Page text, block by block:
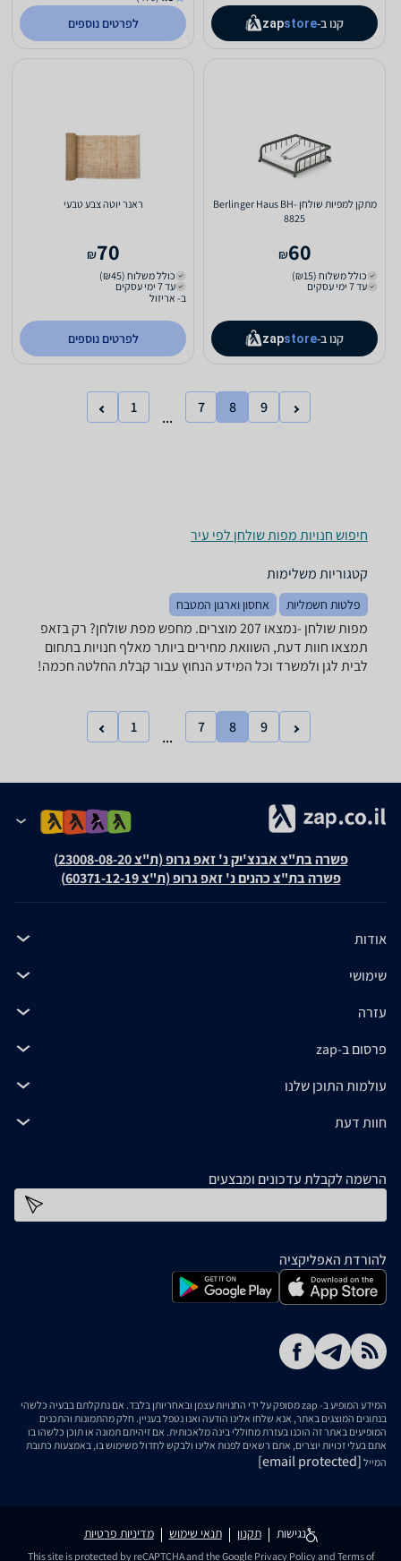
קנו ב- zapstore לפרטים נוספים
מתקן למפיות שולחן Berlinger Haus BH-
8825
60
₪
כולל משלוח (₪15)
עד 7 ימי עסקים
קנו ב- zapstore
ראנר יוטה צבע טבעי
70
₪
כולל משלוח (₪45)
עד 7 ימי עסקים
ב- אריזול
לפרטים נוספים
1
...
7 8 9
חיפוש חנויות מפות שולחן לפי עיר
קטגוריות משלימות
פלטות חשמליות אחסון וארגון המטבח
מפות שולחן -נמצאו 207 מוצרים. מחפש מפת שולחן? רק בזאפ
תמצאו חוות דעת, השוואת מחירים ביותר מאלף חנויות בתחום
לבית לגן ולמשרד וכל המידע הנחוץ עבור קבלת החלטה חכמה!
1
...
7 8 9
פשרה בת"צ אבנצ'יק נ' זאפ גרופ (ת"צ 23008-08-20)
פשרה בת"צ כהנים נ' זאפ גרופ (ת"צ 60371-12-19)
אודות
שימושי
עזרה
פרסום ב-zap
עולמות התוכן שלנו
חוות דעת
הרשמה לקבלת עדכונים ומבצעים
להורדת האפליקציה
המידע המופיע ב- zap מסופק על ידי החנויות עצמן ובאחריותן בלבד. אם נתקלתם בבעיה כלשהי
בנתונים המוצגים באתר, אנא שלחו אלינו הודעה ואנו נטפל בעניין. חלק מהתמונות והתכנים
המופיעים באתר זה הוכנו בעזרת מחוללי בינה מלאכותית. אם זיהיתם תמונה או תוכן כלשהו בו
אתם בעלי זכויות יוצרים, אתם רשאים לפנות אלינו ולבקש לחדול משימוש בו, באמצעות כתובת
המייל [email protected]
נגישות תקנון תנאי שימוש מדיניות פרטיות
This site is protected by reCAPTCHA and the Google Privacy Policyand Terms of